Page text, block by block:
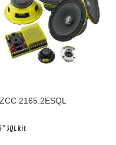
2165.2ESQL
SQL kit